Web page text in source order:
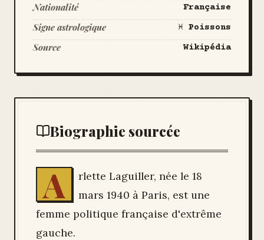
Nationalité Française
Signe astrologique ♓ Poissons
Source Wikipédia
Biographie sourcée
A
rlette Laguiller, née le 18
mars 1940 à Paris, est une
femme politique française d'extrême
gauche.